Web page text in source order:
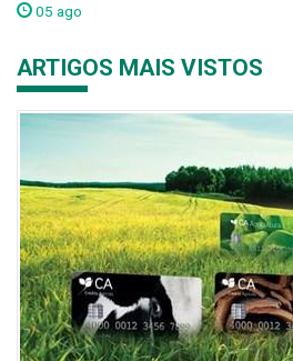
05 ago
ARTIGOS MAIS VISTOS